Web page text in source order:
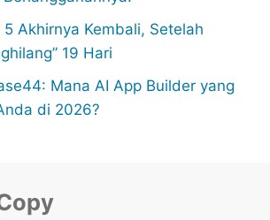
Akhirnya Kembali, Setelah
19 Hari
Mana AI App Builder yang
di 2026?